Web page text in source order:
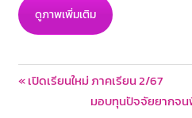
ดูภาพเพิ่มเติม
Post
Previous
เปิดเรียนใหม่ ภาคเรียน 2/67
Next
มอบทุนปัจจัยยากจน